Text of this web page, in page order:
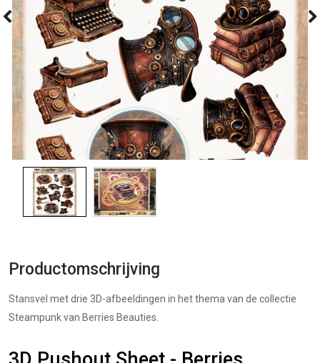
Productomschrijving
Stansvel met drie 3D-afbeeldingen in het thema van de collectie
Steampunk van Berries Beauties.